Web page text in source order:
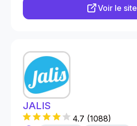
Voir le site
JALIS
4.7 (1088)